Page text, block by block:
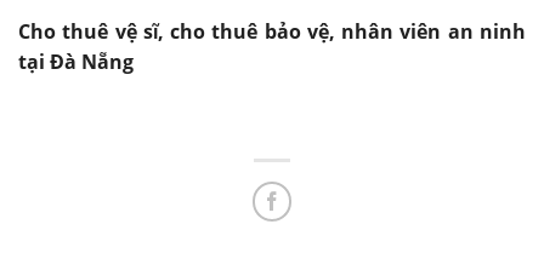
Cho thuê vệ sĩ, cho thuê bảo vệ, nhân viên an ninh
tại Đà Nẵng